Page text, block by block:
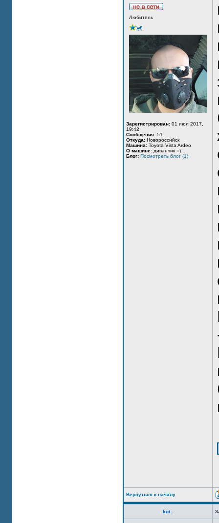
Любитель
Зарегистрирован: 01 июл 2017,
19:42
Сообщения: 51
Откуда: Новороссийск
Машина: Toyota Vista Ardeo
О машине: диванчик =)
Блог: Посмотреть блог (1)
Вернуться к началу
kot_